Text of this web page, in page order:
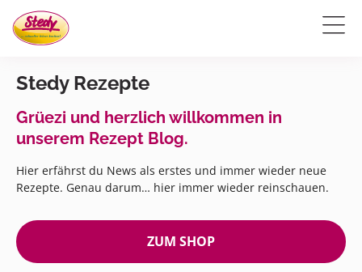
Stedy Rezepte
Grüezi und herzlich willkommen in
unserem Rezept Blog.
Hier erfährst du News als erstes und immer wieder neue
Rezepte. Genau darum… hier immer wieder reinschauen.
ZUM SHOP